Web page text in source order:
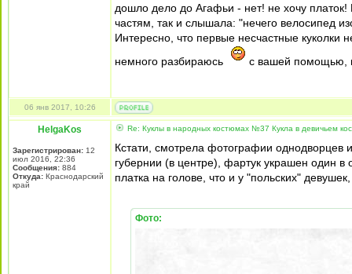
дошло дело до Агафьи - нет! не хочу
частям, так и слышала: "нечего велосипед
Интересно, что первые несчастные
немного разбираюсь
с вашей помощью,
06 янв 2017, 10:26
HelgaKos
Зарегистрирован: 12
июл 2016, 22:36
Сообщения: 884
Откуда: Краснодарский
край
Re: Куклы в народных костюмах №37 Кукла в девичьем
Кстати, смотрела фотографии однодворцев
губернии (в центре), фартук украшен один
платка на голове, что и у "польских"
Фото: